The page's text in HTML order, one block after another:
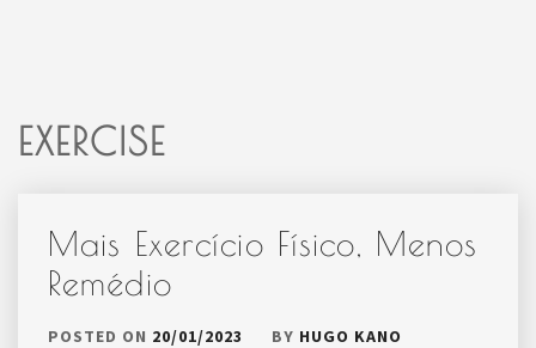
EXERCISE
Mais Exercício Físico, Menos
Remédio
POSTED ON 20/01/2023 BY HUGO KANO